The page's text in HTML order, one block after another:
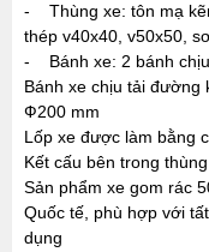
- Thùng xe: tôn mạ
thép v40x40, v50x50,
- Bánh xe: 2 bánh
Bánh xe chịu tải
Ф200 mm
Lốp xe được làm bằng
Kết cấu bên trong
Sản phẩm xe gom rác
Quốc tế, phù hợp với
dụng